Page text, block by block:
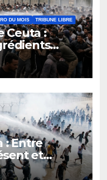
DU MOIS TRIBUNE LIBRE
Ceuta :
la crise
: Entre
et